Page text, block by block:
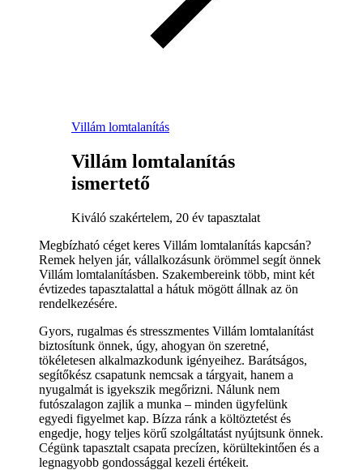
Villám lomtalanítás
Villám lomtalanítás
ismertető
Kiváló szakértelem, 20 év tapasztalat
Megbízható céget keres Villám lomtalanítás kapcsán?
Remek helyen jár, vállalkozásunk örömmel segít önnek
Villám lomtalanításben. Szakembereink több, mint két
évtizedes tapasztalattal a hátuk mögött állnak az ön
rendelkezésére.
Gyors, rugalmas és stresszmentes Villám lomtalanítást
biztosítunk önnek, úgy, ahogyan ön szeretné,
tökéletesen alkalmazkodunk igényeihez. Barátságos,
segítőkész csapatunk nemcsak a tárgyait, hanem a
nyugalmát is igyekszik megőrizni. Nálunk nem
futószalagon zajlik a munka – minden ügyfelünk
egyedi figyelmet kap. Bízza ránk a költöztetést és
engedje, hogy teljes körű szolgáltatást nyújtsunk önnek.
Cégünk tapasztalt csapata precízen, körültekintően és a
legnagyobb gondossággal kezeli értékeit.